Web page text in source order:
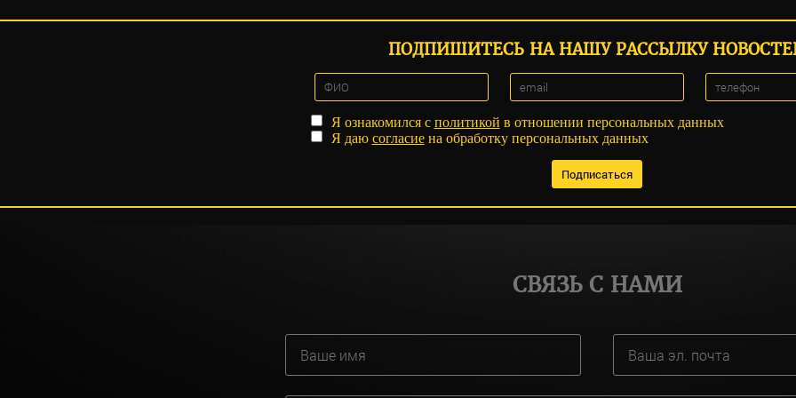
ПОДПИШИТЕСЬ НА НАШУ РАССЫЛКУ
Я ознакомился с политикой в отношении персональных данных
Я даю согласиена обработку персональных данных
СВЯЗЬ С НАМИ